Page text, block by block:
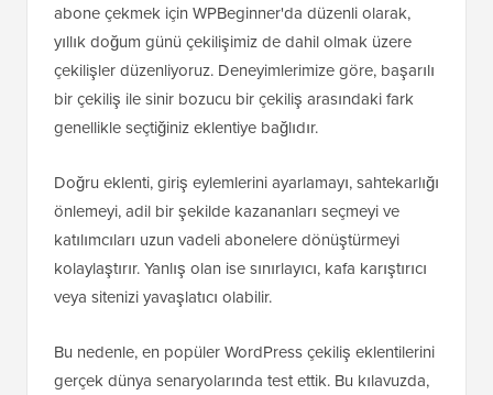
abone çekmek için WPBeginner'da düzenli olarak,
yıllık doğum günü çekilişimiz de dahil olmak üzere
çekilişler düzenliyoruz. Deneyimlerimize göre, başarılı
bir çekiliş ile sinir bozucu bir çekiliş arasındaki fark
genellikle seçtiğiniz eklentiye bağlıdır.
Doğru eklenti, giriş eylemlerini ayarlamayı, sahtekarlığı
önlemeyi, adil bir şekilde kazananları seçmeyi ve
katılımcıları uzun vadeli abonelere dönüştürmeyi
kolaylaştırır. Yanlış olan ise sınırlayıcı, kafa karıştırıcı
veya sitenizi yavaşlatıcı olabilir.
Bu nedenle, en popüler WordPress çekiliş eklentilerini
gerçek dünya senaryolarında test ettik. Bu kılavuzda,